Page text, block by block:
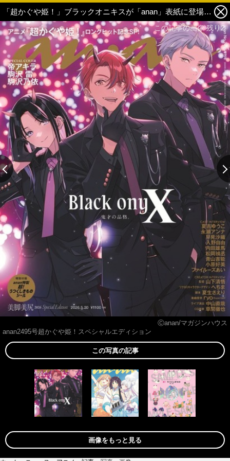
「超かぐや姫！」ブラックオニキスが「anan」表紙に登場！水着姿のかぐや＆彩葉＆ヤチヨもバックカバーに♪ 声優独占インタビュー掲載 1枚目の写真・画像
Ⓒanan/マガジンハウス
anan2495号超かぐや姫！スペシャルエディション
この記事の画像 残り2
この写真の記事
画像をもっと見る